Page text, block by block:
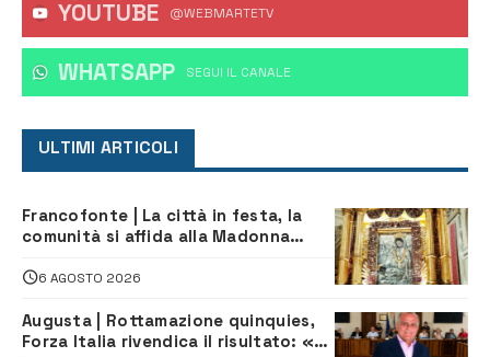
YOUTUBE @WEBMARTETV
WHATSAPP ‎SEGUI IL CANALE
ULTIMI ARTICOLI
Francofonte | La città in festa, la
comunità si affida alla Madonna
6 AGOSTO 2026
Augusta | Rottamazione quinquies,
Forza Italia rivendica il risultato: «La